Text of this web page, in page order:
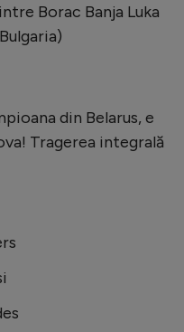
Borac Banja Luka
din Belarus, e
Tragerea integrală